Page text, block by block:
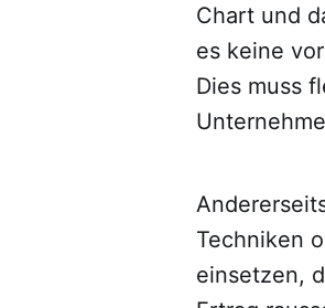
Chart und
es keine
Dies muss
Techniken
einsetzen,